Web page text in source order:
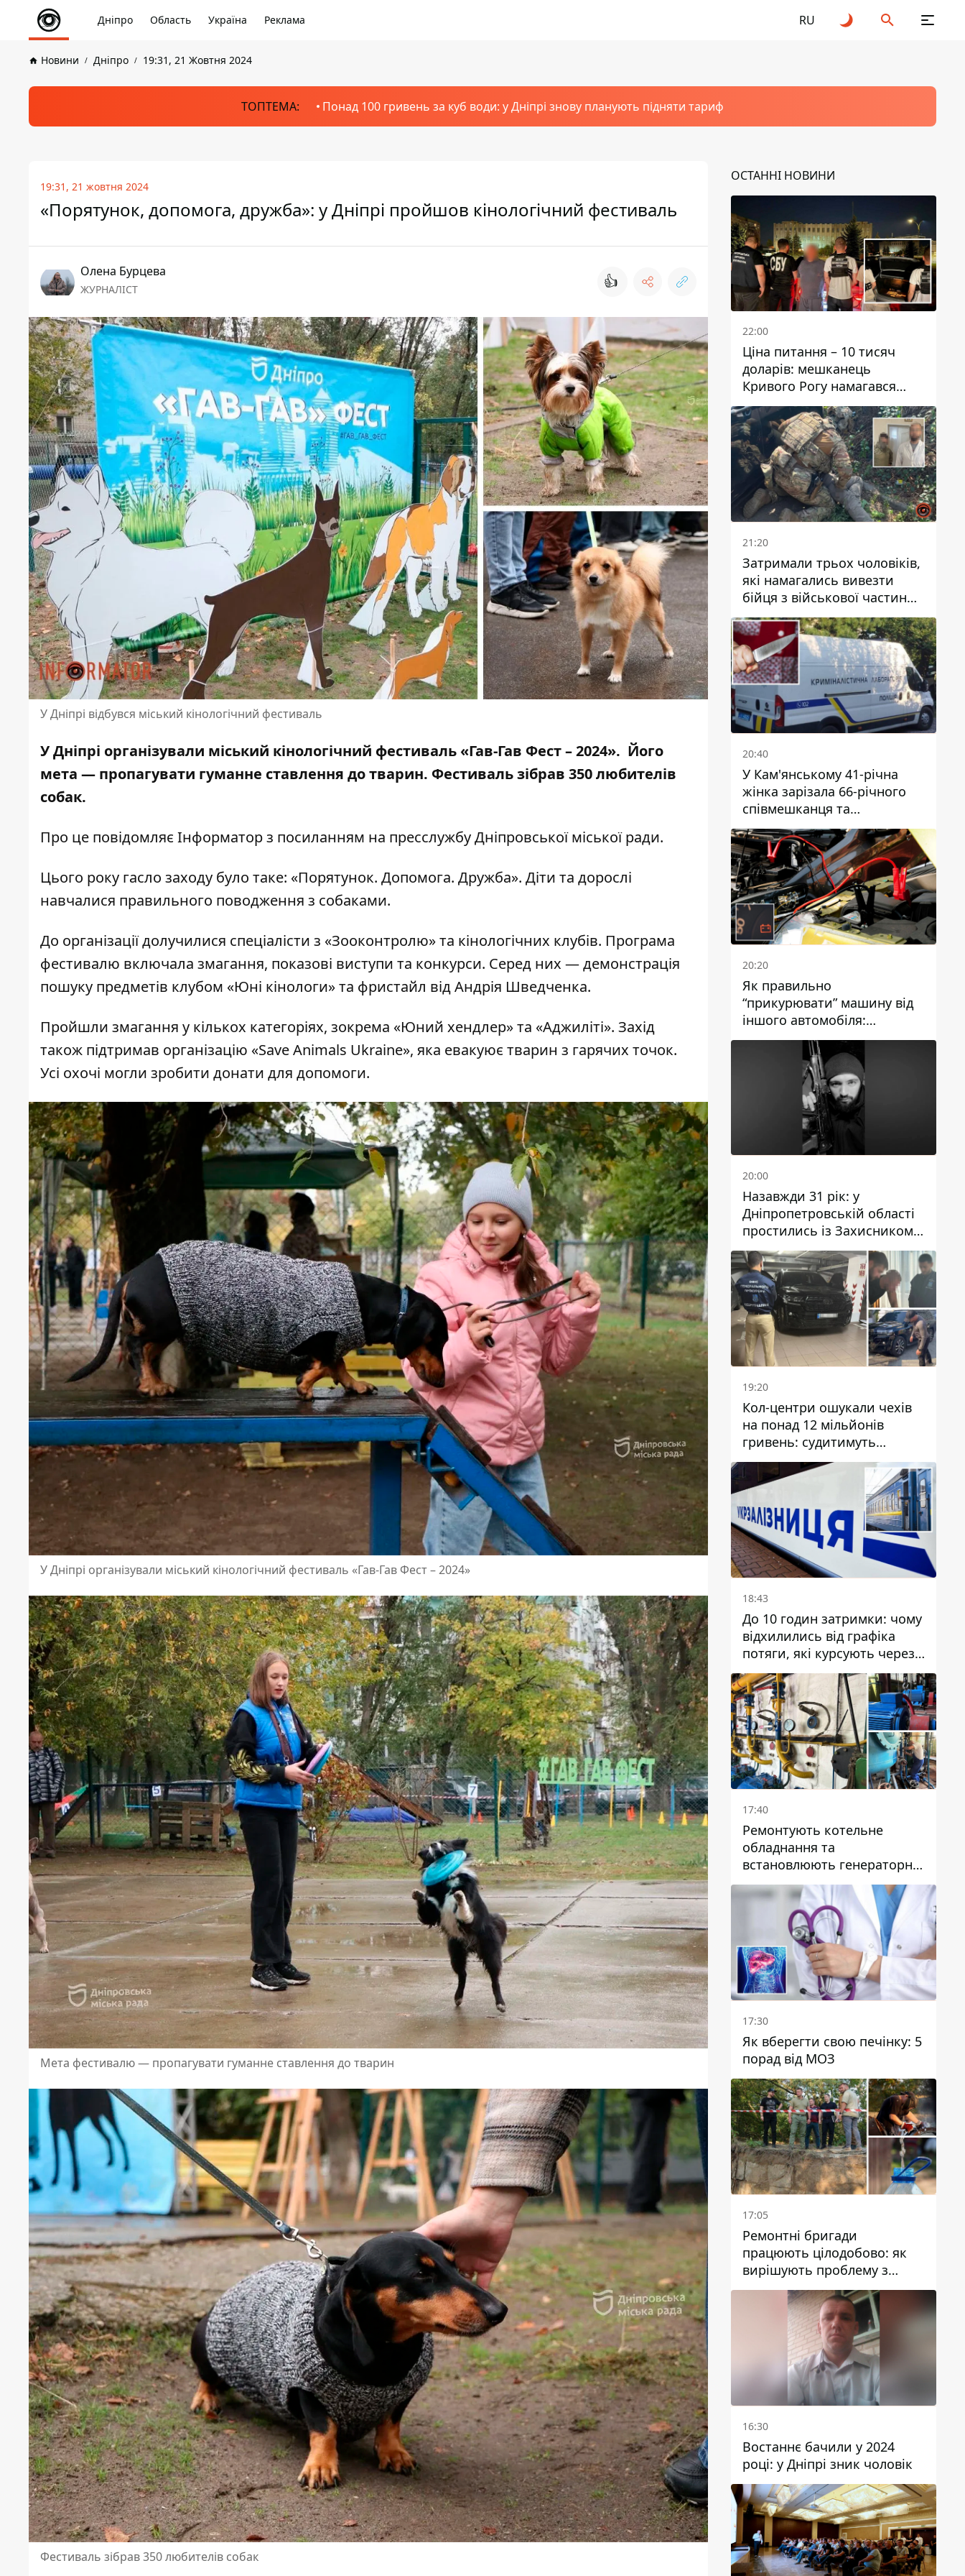
Дніпро Область Україна Реклама RU
Новини Дніпро 19:31, 21 Жовтня 2024
ТОПТЕМА: Понад 100 гривень за куб води: у Дніпрі знову планують підняти тариф
19:31, 21 жовтня 2024
«Порятунок, допомога, дружба»: у Дніпрі пройшов кінологічний фестиваль
Олена Бурцева
ЖУРНАЛІСТ 👍
У Дніпрі відбувся міський кінологічний фестиваль
У Дніпрі організували міський кінологічний фестиваль «Гав-Гав Фест – 2024». Його
мета — пропагувати гуманне ставлення до тварин. Фестиваль зібрав 350 любителів
собак.
Про це повідомляє Інформатор з посиланням на пресслужбу Дніпровської міської ради.
Цього року гасло заходу було таке: «Порятунок. Допомога. Дружба». Діти та дорослі
навчалися правильного поводження з собаками.
До організації долучилися спеціалісти з «Зооконтролю» та кінологічних клубів. Програма
фестивалю включала змагання, показові виступи та конкурси. Серед них — демонстрація
пошуку предметів клубом «Юні кінологи» та фристайл від Андрія Шведченка.
Пройшли змагання у кількох категоріях, зокрема «Юний хендлер» та «Аджиліті». Захід
також підтримав організацію «Save Animals Ukraine», яка евакуює тварин з гарячих точок.
Усі охочі могли зробити донати для допомоги.
У Дніпрі організували міський кінологічний фестиваль «Гав-Гав Фест – 2024»
Мета фестивалю — пропагувати гуманне ставлення до тварин
Фестиваль зібрав 350 любителів собак
ОСТАННІ НОВИНИ
22:00
Ціна питання – 10 тисяч
доларів: мешканець
Кривого Рогу намагався
переправити чоловіка до
Словаччини
21:20
Затримали трьох чоловіків,
які намагались вивезти
бійця з військової частини
до Дніпра за 7 тисяч
доларів: серед них був лікар
20:40
У Кам'янському 41-річна
жінка зарізала 66-річного
співмешканця та
намагалась обманути
поліцейських
20:20
Як правильно
“прикурювати” машину від
іншого автомобіля:
інструкція для водіїв
20:00
Назавжди 31 рік: у
Дніпропетровській області
простились із Захисником
Олександром Рєпіним
19:20
Кол-центри ошукали чехів
на понад 12 мільйонів
гривень: судитимуть
дніпрянина, який
організував
транснаціональну злочинну
організацію
18:43
До 10 годин затримки: чому
відхилились від графіка
потяги, які курсують через
Дніпро та область
17:40
Ремонтують котельне
обладнання та
встановлюють генераторні
установки: як у Дніпрі
готуються до
опалювального сезону
17:30
Як вберегти свою печінку: 5
порад від МОЗ
17:05
Ремонтні бригади
працюють цілодобово: як
вирішують проблему з
водою у Марганецькій
громаді
16:30
Востаннє бачили у 2024
році: у Дніпрі зник чоловік